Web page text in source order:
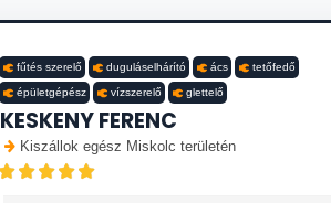
fűtés szerelő duguláselhárító ács tetőfedő
épületgépész vízszerelő glettelő
KESKENY FERENC
Kiszállok egész Miskolc területén